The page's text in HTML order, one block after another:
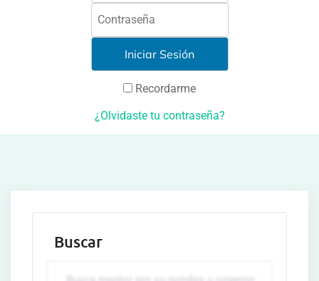
Recordarme
¿Olvidaste tu contraseña?
Buscar